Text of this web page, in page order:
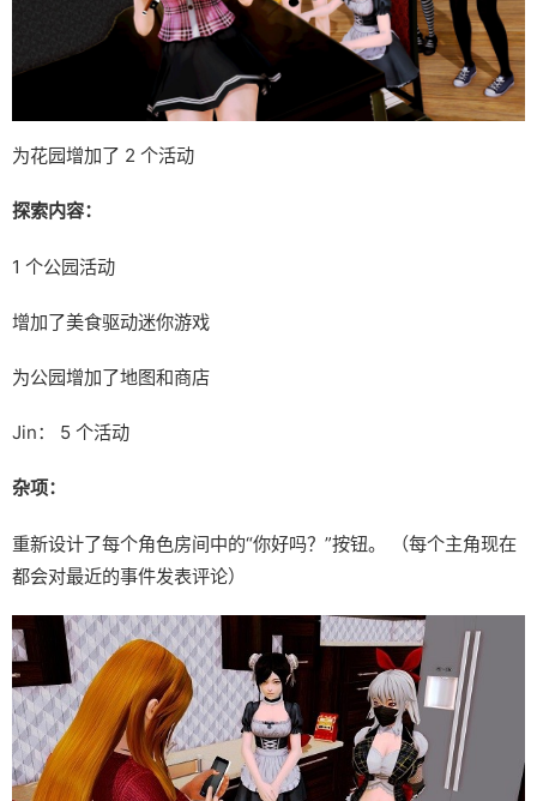
为花园增加了 2 个活动
探索内容：
1 个公园活动
增加了美食驱动迷你游戏
为公园增加了地图和商店
Jin： 5 个活动
杂项：
重新设计了每个角色房间中的“你好吗？”按钮。 （每个主角现在
都会对最近的事件发表评论）